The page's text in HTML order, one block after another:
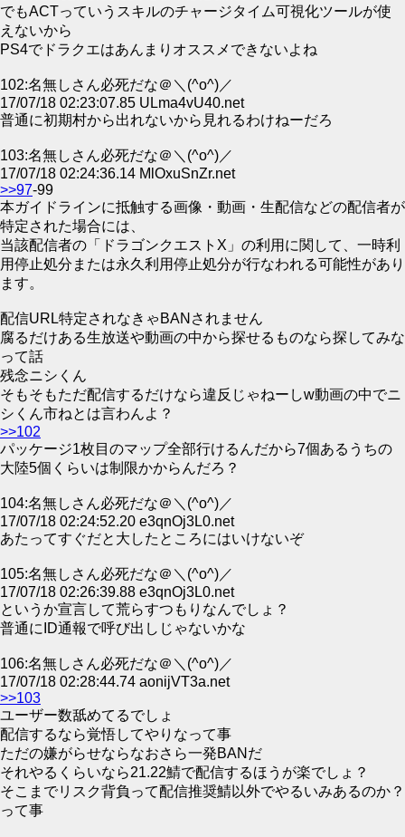
でもACTっていうスキルのチャージタイム可視化ツールが使
えないから
PS4でドラクエはあんまりオススメできないよね
102:名無しさん必死だな＠＼(^o^)／
17/07/18 02:23:07.85 ULma4vU40.net
普通に初期村から出れないから見れるわけねーだろ
103:名無しさん必死だな＠＼(^o^)／
17/07/18 02:24:36.14 MlOxuSnZr.net
>>97-99
本ガイドラインに抵触する画像・動画・生配信などの配信者が
特定された場合には、
当該配信者の「ドラゴンクエストX」の利用に関して、一時利
用停止処分または永久利用停止処分が行なわれる可能性があり
ます。
配信URL特定されなきゃBANされません
腐るだけある生放送や動画の中から探せるものなら探してみな
って話
残念ニシくん
そもそもただ配信するだけなら違反じゃねーしw動画の中でニ
シくん市ねとは言わんよ？
>>102
パッケージ1枚目のマップ全部行けるんだから7個あるうちの
大陸5個くらいは制限かからんだろ？
104:名無しさん必死だな＠＼(^o^)／
17/07/18 02:24:52.20 e3qnOj3L0.net
あたってすぐだと大したところにはいけないぞ
105:名無しさん必死だな＠＼(^o^)／
17/07/18 02:26:39.88 e3qnOj3L0.net
というか宣言して荒らすつもりなんでしょ？
普通にID通報で呼び出しじゃないかな
106:名無しさん必死だな＠＼(^o^)／
17/07/18 02:28:44.74 aonijVT3a.net
>>103
ユーザー数舐めてるでしょ
配信するなら覚悟してやりなって事
ただの嫌がらせならなおさら一発BANだ
それやるくらいなら21.22鯖で配信するほうが楽でしょ？
そこまでリスク背負って配信推奨鯖以外でやるいみあるのか？
って事